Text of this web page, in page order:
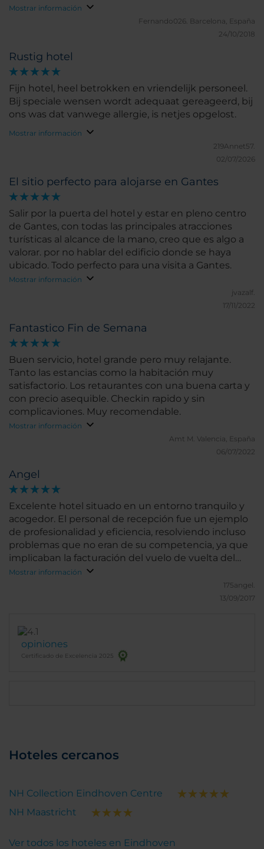
El sitio perfecto para alojarse en Gantes
Salir por la puerta del hotel y estar en pleno centro
de Gantes, con todas las principales atracciones
turísticas al alcance de la mano, creo que es algo a
valorar. por no hablar del edificio donde se haya
ubicado. Todo perfecto para una visita a Gantes.
Mostrar información
jvazalf.
17/11/2022
Fantastico Fin de Semana
Buen servicio, hotel grande pero muy relajante.
Tanto las estancias como la habitación muy
satisfactorio. Los retaurantes con una buena carta y
con precio asequible. Checkin rapido y sin
complicaviones. Muy recomendable.
Mostrar información
Amt M. Valencia, España
06/07/2022
Angel
Excelente hotel situado en un entorno tranquilo y
acogedor. El personal de recepción fue un ejemplo
de profesionalidad y eficiencia, resolviendo incluso
problemas que no eran de su competencia, ya que
implicaban la facturación del vuelo de vuelta del
siguiente día. En todo momento el trato fue
impecable, cortés y amistoso, y su eficacia solventó
Mostrar información
175angel.
13/09/2017
te hacen pagar la bebida aparte.
Mostrar información
Fernando026. Barcelona, España
24/10/2018
Rustig hotel
Fijn hotel, heel betrokken en vriendelijk personeel.
Bij speciale wensen wordt adequaat gereageerd, bij
ons was dat vanwege allergie, is netjes opgelost.
Mostrar información
219Annet57.
02/07/2026
opiniones
Certificado de Excelencia 2025
Hoteles cercanos
NH Collection Eindhoven Centre
NH Maastricht
Ver todos los hoteles en Eindhoven